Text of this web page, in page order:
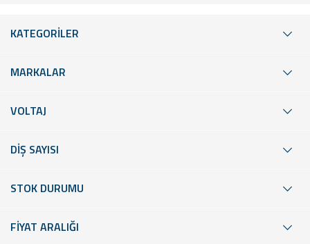
KATEGORİLER
MARKALAR
VOLTAJ
DİŞ SAYISI
STOK DURUMU
FİYAT ARALIĞI